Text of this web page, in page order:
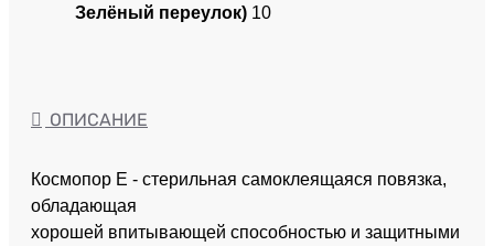
Зелёный переулок) 10
ОПИСАНИЕ
Космопор Е - стерильная самоклеящаяся повязка,
обладающая
хорошей впитывающей способностью и защитными